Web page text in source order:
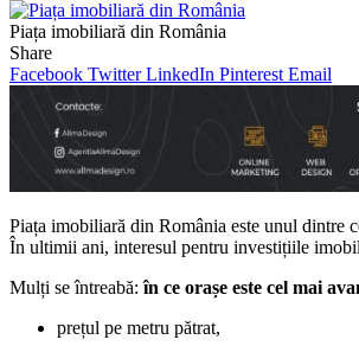
Piața imobiliară din România
Share
Facebook Twitter LinkedIn Pinterest Email
Piața imobiliară din România este unul dintre
În ultimii ani, interesul pentru investițiile
Mulți se întreabă:în ce orașe este cel mai
prețul pe metru pătrat,